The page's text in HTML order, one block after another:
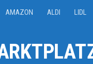
AMAZON ALDI LIDL